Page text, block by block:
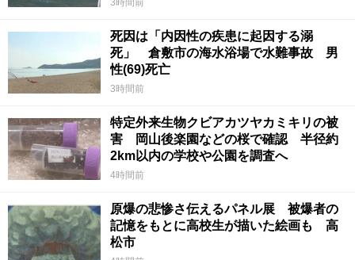
死因は「内因性の疾患に起因する溺
死」 倉敷市の海水浴場で水難事故 男
性(69)死亡
3時間前
特定外来生物クビアカツヤカミキリの被
害 岡山後楽園などの桜で確認 半径約
2km以内の学校や公園を調査へ
4時間前
原爆の悲惨さ伝えるパネル展 被爆者の
記憶をもとに高校生が描いた絵画も 高
松市